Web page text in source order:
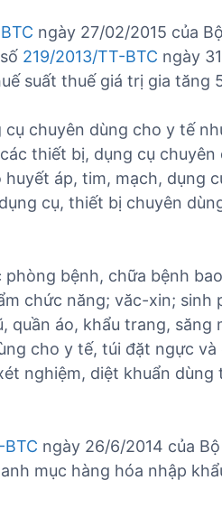
ngày 27/02/2015 của
219/2013/TT-BTC ngày
suất thuế giá trị gia tăng
chuyên dùng cho y tế
thiết bị, dụng cụ chuyên
áp, tim, mạch, dụng
cụ, thiết bị chuyên
bệnh, chữa bệnh
chức năng; văc-xin; sinh
áo, khẩu trang, săng
cho y tế, túi đặt ngực và
nghiệm, diệt khuẩn dùng
ngày 26/6/2014 của
mục hàng hóa nhập